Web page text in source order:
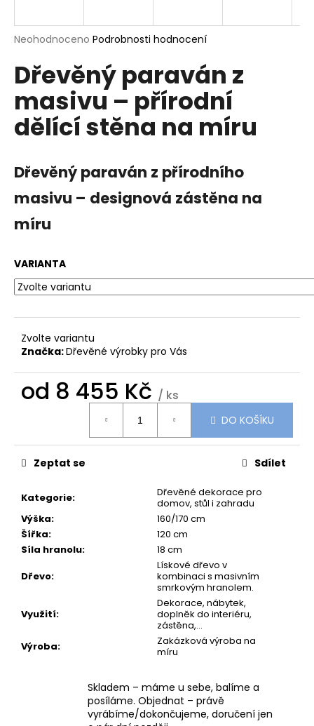
Průměrné
produktu
je
5
hvězdiček.
Neohodnoceno Podrobnosti hodnocení
Dřevěný paraván z
masivu – přírodní
dělící stěna na míru
Dřevěný paraván z přírodního
masivu – designová zástěna na
míru
VARIANTA
Zvolte variantu
Značka:Dřevěné výrobky pro Vás
od 8 455 Kč / ks
DO KOŠÍKU
Kategorie:
Dřevěné dekorace pro
domov, stůl i zahradu
Výška:
160/170 cm
Šířka:
120 cm
Síla hranolu:
18 cm
Dřevo:
Lískové dřevo v
kombinaci s masivním
smrkovým hranolem.
Využití:
Dekorace, nábytek,
doplněk do interiéru,
zástěna,...
Výroba:
Zakázková výroba na
míru
Zeptat se Sdílet
Skladem – máme u sebe, balíme a
posíláme. Objednat – právě
vyrábíme/dokončujeme, doručení jen
j
t
?
HLEDAT
D
o
r
u
č
u
m
e
SRDÍČKA
NA
ZAVĚŠENÍ
MASIVU
VARIANT
59